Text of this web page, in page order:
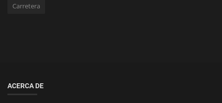
Carretera
ACERCA DE